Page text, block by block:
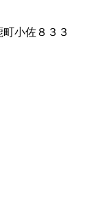
小佐８３３